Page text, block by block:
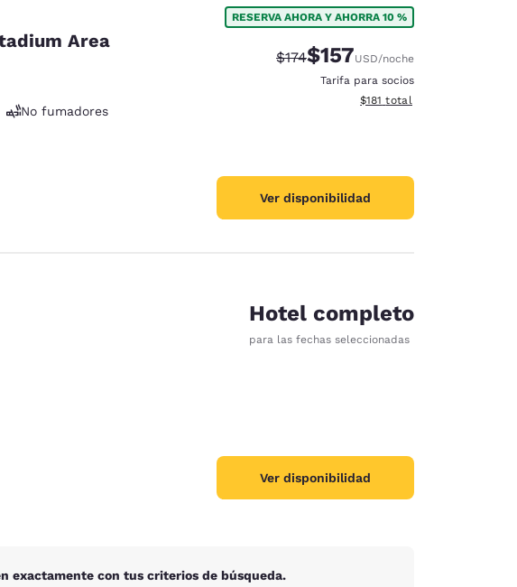
Area
No fumadores
RESERVA AHORA Y AHORRA 10 %
Precio tachado:
$174Precio con descuento:
$157USD/noche
Tarifa para socios
Ver detalles del total
$181 total
Ver disponibilidad
Hotel completo
para las fechas seleccionadas
Ver disponibilidad
exactamente con tus criterios de búsqueda.